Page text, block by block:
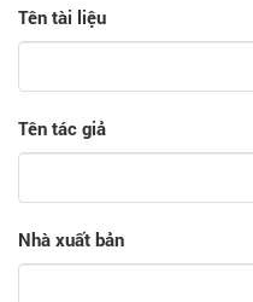
Tên tài liệu
Tên tác giả
Nhà xuất bản